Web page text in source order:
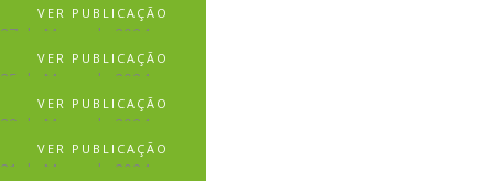
VER PUBLICAÇÃO
27 de Março de 2024
VER PUBLICAÇÃO
25 de Março de 2024
VER PUBLICAÇÃO
22 de Março de 2024
VER PUBLICAÇÃO
21 de Março de 2024